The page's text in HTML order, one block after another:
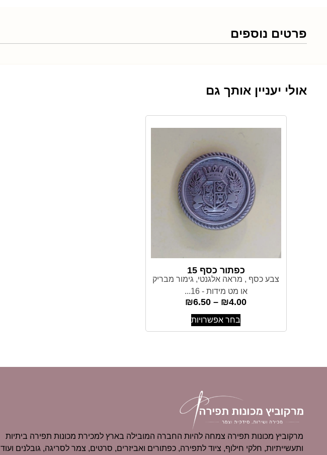
פרטים נוספים
אולי יעניין אותך גם
כפתור כסף 15
צבע כסף , מראה אלגנטי, גימור מבריק
או מט מידות - 16...
₪4.00
–
₪6.50
בחר אפשרויות
מרקוביץ מכונות תפירה צמחה להיות החברה המובילה בארץ למכירת מכונות תפירה ביתיות
ותעשייתיות, חלקי חילוף, ציוד לתפירה, כפתורים ואביזרים, סרטים, צמר לסריגה, גובלנים ועוד